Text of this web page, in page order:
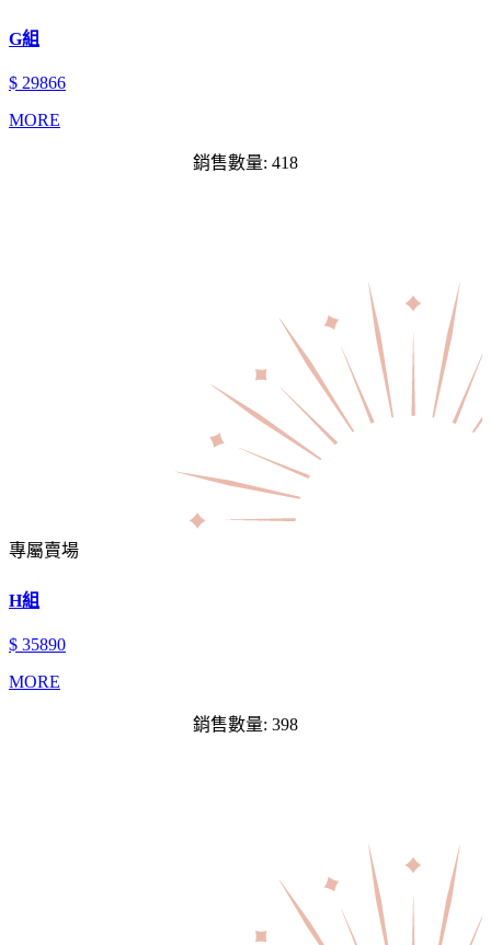
G組
$ 29866
MORE
銷售數量: 418
專屬賣場
H組
$ 35890
MORE
銷售數量: 398